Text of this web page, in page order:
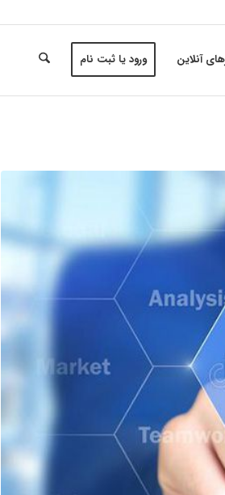
آنلاین ورود یا ثبت نام